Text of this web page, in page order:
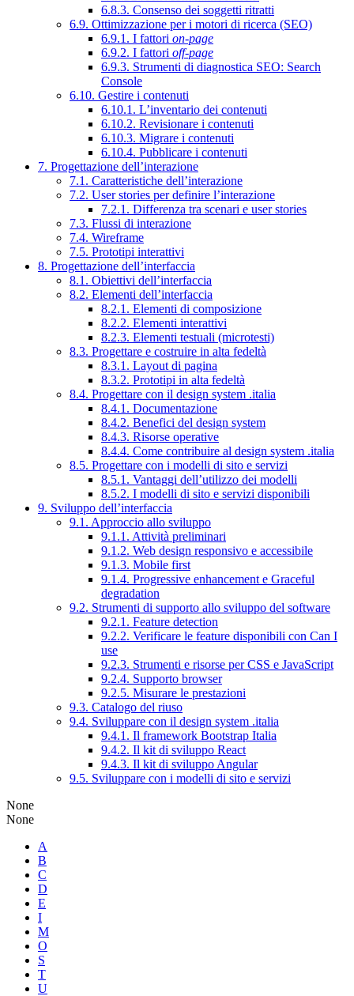
6.8.3. Consenso dei soggetti ritratti
6.9. Ottimizzazione per i motori di ricerca (SEO)
6.9.1. I fattori on-page
6.9.2. I fattori off-page
6.9.3. Strumenti di diagnostica SEO: Search
Console
6.10. Gestire i contenuti
6.10.1. L’inventario dei contenuti
6.10.2. Revisionare i contenuti
6.10.3. Migrare i contenuti
6.10.4. Pubblicare i contenuti
7. Progettazione dell’interazione
7.1. Caratteristiche dell’interazione
7.2. User stories per definire l’interazione
7.2.1. Differenza tra scenari e user stories
7.3. Flussi di interazione
7.4. Wireframe
7.5. Prototipi interattivi
8. Progettazione dell’interfaccia
8.1. Obiettivi dell’interfaccia
8.2. Elementi dell’interfaccia
8.2.1. Elementi di composizione
8.2.2. Elementi interattivi
8.2.3. Elementi testuali (microtesti)
8.3. Progettare e costruire in alta fedeltà
8.3.1. Layout di pagina
8.3.2. Prototipi in alta fedeltà
8.4. Progettare con il design system .italia
8.4.1. Documentazione
8.4.2. Benefici del design system
8.4.3. Risorse operative
8.4.4. Come contribuire al design system .italia
8.5. Progettare con i modelli di sito e servizi
8.5.1. Vantaggi dell’utilizzo dei modelli
8.5.2. I modelli di sito e servizi disponibili
9. Sviluppo dell’interfaccia
9.1. Approccio allo sviluppo
9.1.1. Attività preliminari
9.1.2. Web design responsivo e accessibile
9.1.3. Mobile first
9.1.4. Progressive enhancement e Graceful
degradation
9.2. Strumenti di supporto allo sviluppo del software
9.2.1. Feature detection
9.2.2. Verificare le feature disponibili con Can I
use
9.2.3. Strumenti e risorse per CSS e JavaScript
9.2.4. Supporto browser
9.2.5. Misurare le prestazioni
9.3. Catalogo del riuso
9.4. Sviluppare con il design system .italia
9.4.1. Il framework Bootstrap Italia
9.4.2. Il kit di sviluppo React
9.4.3. Il kit di sviluppo Angular
9.5. Sviluppare con i modelli di sito e servizi
None
None
A
B
C
D
E
I
M
O
S
T
U